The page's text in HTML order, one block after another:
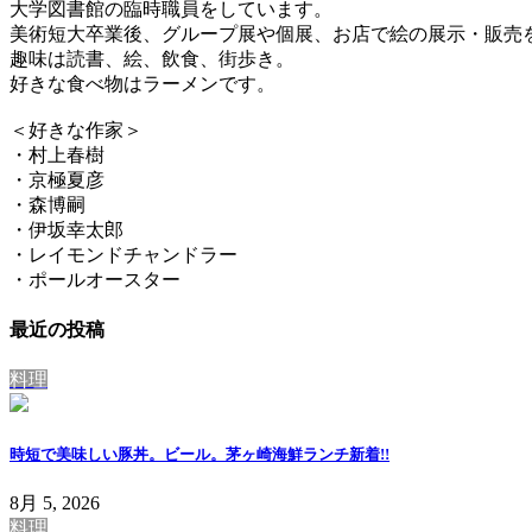
大学図書館の臨時職員をしています。
美術短大卒業後、グループ展や個展、お店で絵の展示・販売
趣味は読書、絵、飲食、街歩き。
好きな食べ物はラーメンです。
＜好きな作家＞
・村上春樹
・京極夏彦
・森博嗣
・伊坂幸太郎
・レイモンドチャンドラー
・ポールオースター
最近の投稿
料理
時短で美味しい豚丼。ビール。茅ヶ崎海鮮ランチ新着!!
8月 5, 2026
料理